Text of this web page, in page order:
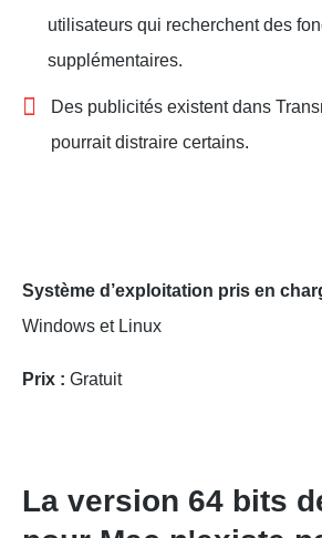
utilisateurs qui recherchent des
supplémentaires.
Des publicités existent dans
pourrait distraire certains.
Système d’exploitation pris en
Windows et Linux
Prix : Gratuit
La version 64 bits